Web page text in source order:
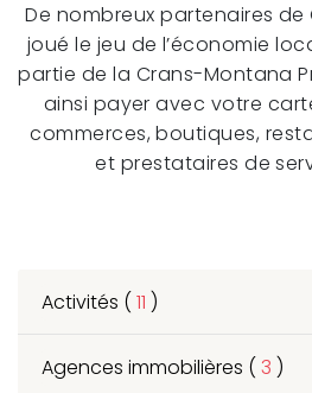
De nombreux partenaires
joué le jeu de l’économie
partie de la Crans-Montana
ainsi payer avec votre
commerces, boutiques,
et prestataires de
Activités ( 11 )
Agences immobilières ( 3 )